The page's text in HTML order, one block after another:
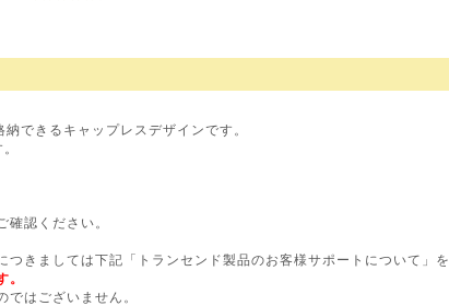
できるキャップレスデザインです。
認ください。
きましては下記「トランセンド製品のお客様サポートについて」を
。
はございません。